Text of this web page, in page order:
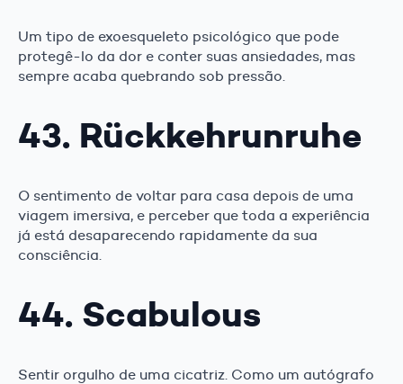
Um tipo de exoesqueleto psicológico que pode
protegê-lo da dor e conter suas ansiedades, mas
sempre acaba quebrando sob pressão.
43. Rückkehrunruhe
O sentimento de voltar para casa depois de uma
viagem imersiva, e perceber que toda a experiência
já está desaparecendo rapidamente da sua
consciência.
44. Scabulous
Sentir orgulho de uma cicatriz. Como um autógrafo